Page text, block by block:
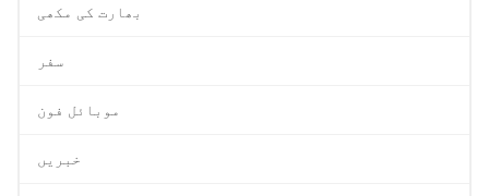
بھارت کی مکھی
سفر
موبائل فون
خبریں